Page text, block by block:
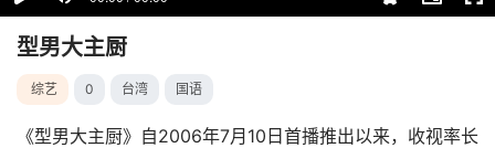
型男大主厨
综艺 0 台湾 国语
《型男大主厨》自2006年7月10日首播推出以来，收视率长